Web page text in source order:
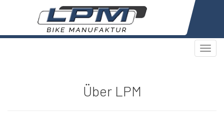
Über LPM